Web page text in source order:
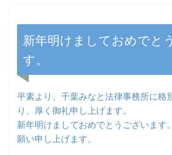
新年明けましておめでと
す。
平素より、千葉みなと法律事務所に格
り、厚く御礼申し上げます。
新年明けましておめでとうございます
願い申し上げます。